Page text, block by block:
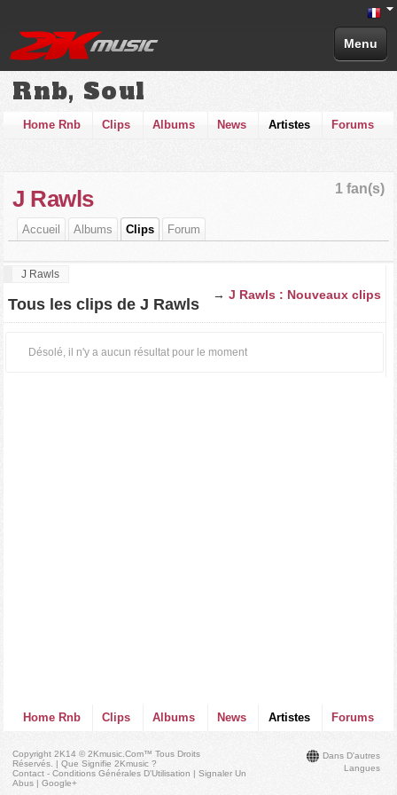
Menu
Rnb, Soul
Home Rnb Clips Albums News Artistes Forums
1 fan(s)
J Rawls
Accueil Albums Clips Forum
J Rawls
→ J Rawls : Nouveaux clips
Tous les clips de J Rawls
Désolé, il n'y a aucun résultat pour le moment
Home Rnb Clips Albums News Artistes Forums
Dans D'autres
Langues
Copyright 2K14 © 2Kmusic.com™Tous Droits
Réservés . |Que Signifie 2Kmusic ?
Contact - Conditions Générales D'Utilisation |Signaler Un
Abus |Google+